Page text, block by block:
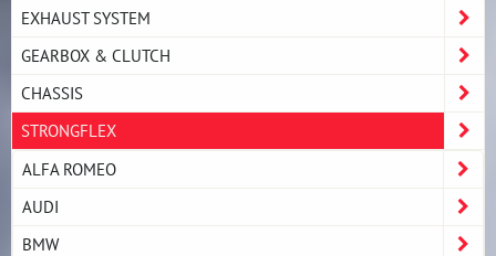
EXHAUST SYSTEM
GEARBOX & CLUTCH
CHASSIS
STRONGFLEX
ALFA ROMEO
AUDI
BMW